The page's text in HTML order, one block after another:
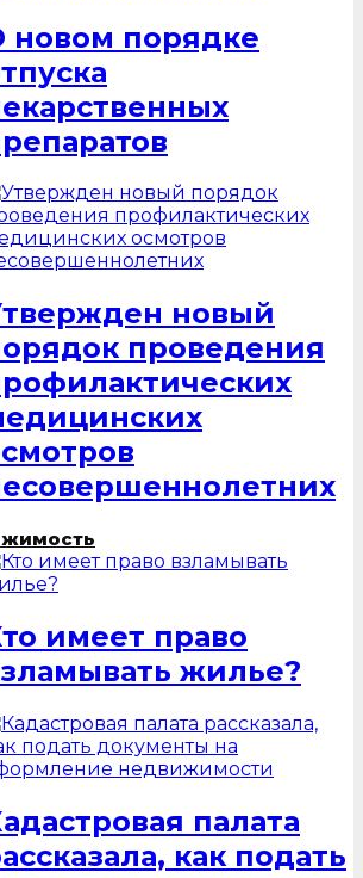
новом порядке
новый
проведения
имеет право
жилье?
палата
как подать